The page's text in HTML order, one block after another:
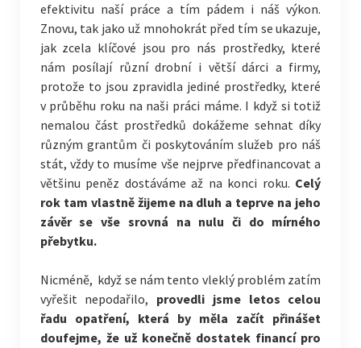
efektivitu naší práce a tím pádem i náš výkon.
Znovu, tak jako už mnohokrát před tím se ukazuje,
jak zcela klíčové jsou pro nás prostředky, které
nám posílají různí drobní i větší dárci a firmy,
protože to jsou zpravidla jediné prostředky, které
v průběhu roku na naši práci máme. I když si totiž
nemalou část prostředků dokážeme sehnat díky
různým grantům či poskytováním služeb pro náš
stát, vždy to musíme vše nejprve předfinancovat a
většinu peněz dostáváme až na konci roku. Celý
rok tam vlastně žijeme na dluh a teprve na jeho
závěr se vše srovná na nulu či do mírného
přebytku.
Nicméně, když se nám tento vleklý problém zatím
vyřešit nepodařilo, provedli jsme letos celou
řadu opatření, která by měla začít přinášet
doufejme, že už konečně dostatek financí pro